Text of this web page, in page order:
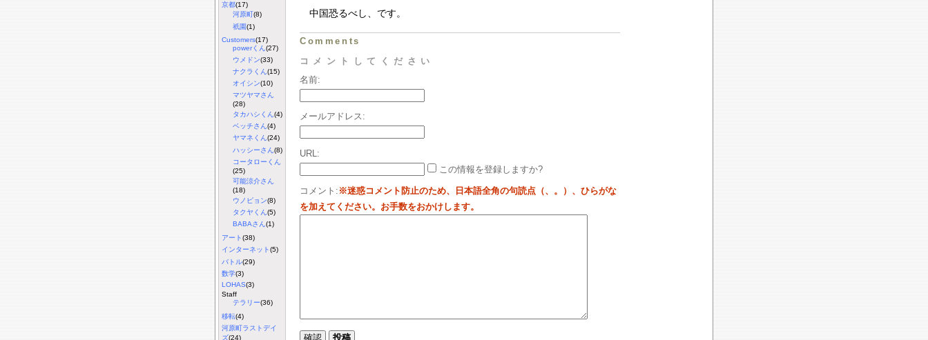
京都(17)
河原町 (8)
祇園(1)
Customers(17)
powerくん (27)
ウメドン(33)
ナクラくん (15)
オイシン(10)
マツヤマさん
(28)
タカハシくん(4)
ベッチさん(4)
ヤマネくん(24)
ハッシーさん (8)
コータローくん
(25)
可能涼介さん
(18)
ウノピョン(8)
タクヤくん (5)
BABAさん (1)
アート(38)
インターネット(5)
バトル(29)
数学(3)
LOHAS(3)
Staff
テラリー(36)
移転(4)
河原町ラストデイ
ズ(24)
中国恐るべし、です。
Comments
コメントしてください
名前:
メールアドレス:
URL:
この情報を登録しますか?
コメント: ※迷惑コメント防止のため、日本語全角の句読点（、。）、ひらがな
を加えてください。お手数をおかけします。